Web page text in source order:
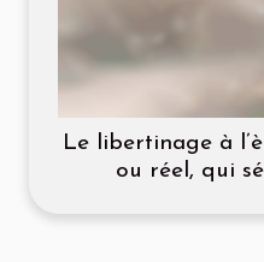
Le libertinage à
ou réel, qui